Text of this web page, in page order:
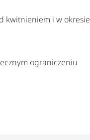
kwitnieniem i w okresie
ograniczeniu